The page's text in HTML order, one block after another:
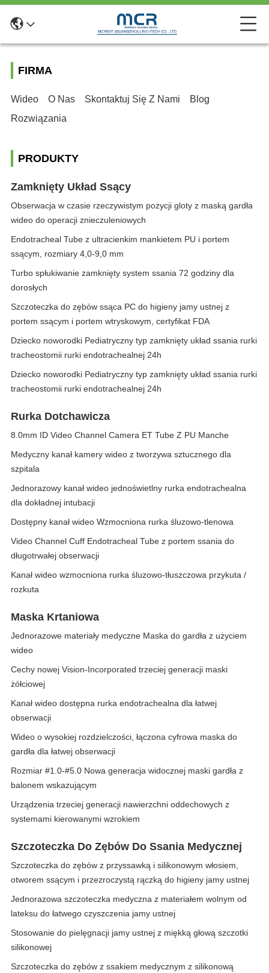
FIRMA
Wideo O Nas Skontaktuj Się Z Nami
Blog
Rozwiązania
PRODUKTY
Zamknięty Układ Ssący
Obserwacja w czasie rzeczywistym pozycji gloty z maską gardła
wideo do operacji znieczuleniowych
Endotracheal Tube z ultracienkim mankietem PU i portem
ssącym, rozmiary 4,0-9,0 mm
Turbo spłukiwanie zamknięty system ssania 72 godziny dla
dorosłych
Szczoteczka do zębów ssąca PC do higieny jamy ustnej z
portem ssącym i portem wtryskowym, certyfikat FDA
Dziecko noworodki Pediatryczny typ zamknięty układ ssania rurki
tracheostomii rurki endotrachealnej 24h
Dziecko noworodki Pediatryczny typ zamknięty układ ssania rurki
tracheostomii rurki endotrachealnej 24h
Rurka Dotchawicza
8.0mm ID Video Channel Camera ET Tube Z PU Manche
Medyczny kanał kamery wideo z tworzywa sztucznego dla
szpitala
Jednorazowy kanał wideo jednoświetlny rurka endotrachealna
dla dokładnej intubacji
Dostępny kanał wideo Wzmocniona rurka śluzowo-tlenowa
Video Channel Cuff Endotracheal Tube z portem ssania do
długotrwałej obserwacji
Kanał wideo wzmocniona rurka śluzowo-tłuszczowa przykuta /
rozkuta
Maska ​​krtaniowa
Jednorazowe materiały medyczne Maska do gardła z użyciem
wideo
Cechy nowej Vision-Incorporated trzeciej generacji maski
żółciowej
Kanał wideo dostępna rurka endotrachealna dla łatwej
obserwacji
Wideo o wysokiej rozdzielczości, łączona cyfrowa maska do
gardła dla łatwej obserwacji
Rozmiar #1.0-#5.0 Nowa generacja widocznej maski gardła z
balonem wskazującym
Urządzenia trzeciej generacji nawierzchni oddechowych z
systemami kierowanymi wzrokiem
Szczoteczka Do Zębów Do Ssania Medycznej
Szczoteczka do zębów z przyssawką i silikonowym włosiem,
otworem ssącym i przezroczystą rączką do higieny jamy ustnej
Jednorazowa szczoteczka medyczna z materiałem wolnym od
lateksu do łatwego czyszczenia jamy ustnej
Stosowanie do pielęgnacji jamy ustnej z miękką głową szczotki
silikonowej
Szczoteczka do zębów z ssakiem medycznym z silikonową